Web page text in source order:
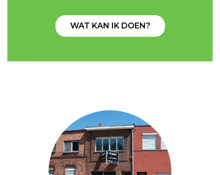
WAT KAN IK DOEN?